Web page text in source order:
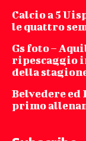
Calcio a 5
le quattro
Gs foto –
ripescaggio
della
Belvedere
primo